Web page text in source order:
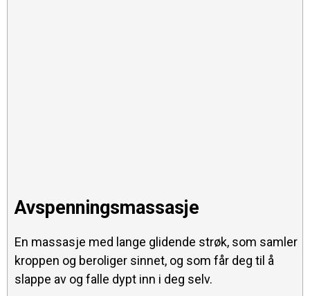
Avspenningsmassasje
En massasje med lange glidende strøk, som samler
kroppen og beroliger sinnet, og som får deg til å
slappe av og falle dypt inn i deg selv.